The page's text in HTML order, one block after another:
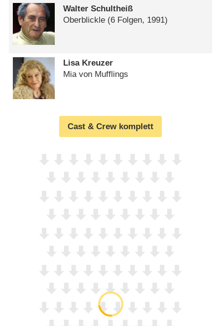
Walter Schultheiß
Oberblickle (6 Folgen, 1991)
Lisa Kreuzer
Mia von Mufflings
Cast & Crew komplett